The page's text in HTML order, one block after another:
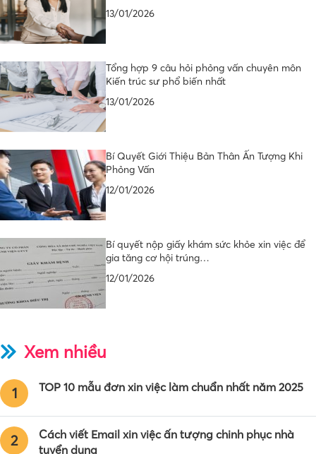
13/01/2026
Tổng hợp 9 câu hỏi phỏng vấn chuyên môn
Kiến trúc sư phổ biến nhất
13/01/2026
Bí Quyết Giới Thiệu Bản Thân Ấn Tượng Khi
Phỏng Vấn
12/01/2026
Bí quyết nộp giấy khám sức khỏe xin việc để
gia tăng cơ hội trúng…
12/01/2026
Xem nhiều
1 TOP 10 mẫu đơn xin việc làm chuẩn nhất năm 2025
2
Cách viết Email xin việc ấn tượng chinh phục nhà
tuyển dụng